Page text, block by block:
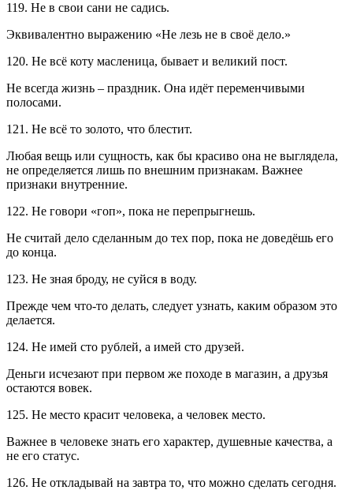
119. Не в свои сани не садись.
Эквивалентно выражению «Не лезь не в своё дело.»
120. Не всё коту масленица, бывает и великий пост.
Не всегда жизнь – праздник. Она идёт переменчивыми
полосами.
121. Не всё то золото, что блестит.
Любая вещь или сущность, как бы красиво она не выглядела,
не определяется лишь по внешним признакам. Важнее
признаки внутренние.
122. Не говори «гоп», пока не перепрыгнешь.
Не считай дело сделанным до тех пор, пока не доведёшь его
до конца.
123. Не зная броду, не суйся в воду.
Прежде чем что-то делать, следует узнать, каким образом это
делается.
124. Не имей сто рублей, а имей сто друзей.
Деньги исчезают при первом же походе в магазин, а друзья
остаются вовек.
125. Не место красит человека, а человек место.
Важнее в человеке знать его характер, душевные качества, а
не его статус.
126. Не откладывай на завтра то, что можно сделать сегодня.